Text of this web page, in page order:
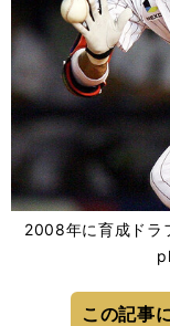
2008年に育成ドラ
この記事